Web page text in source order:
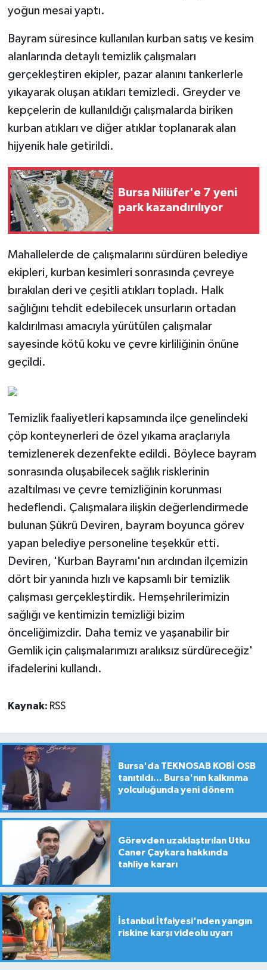
yoğun mesai yaptı.
Bayram süresince kullanılan kurban satış ve kesim
alanlarında detaylı temizlik çalışmaları
gerçekleştiren ekipler, pazar alanını tankerlerle
yıkayarak oluşan atıkları temizledi. Greyder ve
kepçelerin de kullanıldığı çalışmalarda biriken
kurban atıkları ve diğer atıklar toplanarak alan
hijyenik hale getirildi.
Bursa Nilüfer'e 7 yeni
park kazandırılıyor
Mahallelerde de çalışmalarını sürdüren belediye
ekipleri, kurban kesimleri sonrasında çevreye
bırakılan deri ve çeşitli atıkları topladı. Halk
sağlığını tehdit edebilecek unsurların ortadan
kaldırılması amacıyla yürütülen çalışmalar
sayesinde kötü koku ve çevre kirliliğinin önüne
geçildi.
Temizlik faaliyetleri kapsamında ilçe genelindeki
çöp konteynerleri de özel yıkama araçlarıyla
temizlenerek dezenfekte edildi. Böylece bayram
sonrasında oluşabilecek sağlık risklerinin
azaltılması ve çevre temizliğinin korunması
hedeflendi. Çalışmalara ilişkin değerlendirmede
bulunan Şükrü Deviren, bayram boyunca görev
yapan belediye personeline teşekkür etti.
Deviren, 'Kurban Bayramı'nın ardından ilçemizin
dört bir yanında hızlı ve kapsamlı bir temizlik
çalışması gerçekleştirdik. Hemşehrilerimizin
sağlığı ve kentimizin temizliği bizim
önceliğimizdir. Daha temiz ve yaşanabilir bir
Gemlik için çalışmalarımızı aralıksız sürdüreceğiz'
ifadelerini kullandı.
Kaynak: RSS
Bursa'da TEKNOSAB KOBİ OSB
tanıtıldı... Bursa'nın kalkınma
yolculuğunda yeni dönem
Görevden uzaklaştırılan Utku
Caner Çaykara hakkında
tahliye kararı
İstanbul İtfaiyesi'nden yangın
riskine karşı videolu uyarı